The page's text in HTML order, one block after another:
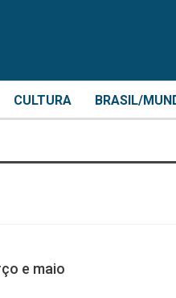
CULTURA BRASIL/
e maio